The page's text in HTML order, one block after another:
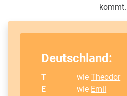
kommt.
Deutschland:
T wieTheodor
E
wie Emil